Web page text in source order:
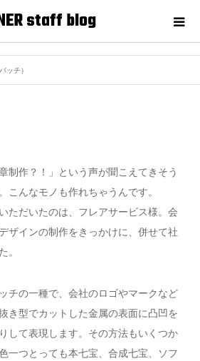
staff blog
ッチ）
制作？！」という声が聞こえてきそう
こんなモノも作れちゃうんです。
ただいたのは、フレアサービス様。会
ザインの制作をきっかけに、併せて社
。
チの一種で、会社のロゴやマークなど
き型でカットした金属の表面に凸凹を
して表現します。その方法もいくつか
一つとっても本七宝、合成七宝、ソフ